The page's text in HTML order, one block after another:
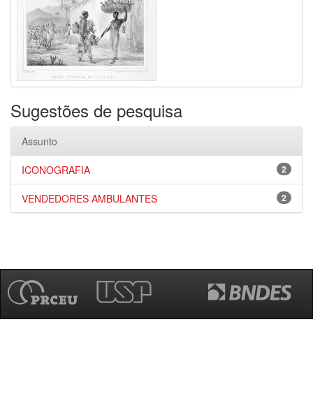
Sugestões de pesquisa
Assunto
2
ICONOGRAFIA
2
VENDEDORES AMBULANTES